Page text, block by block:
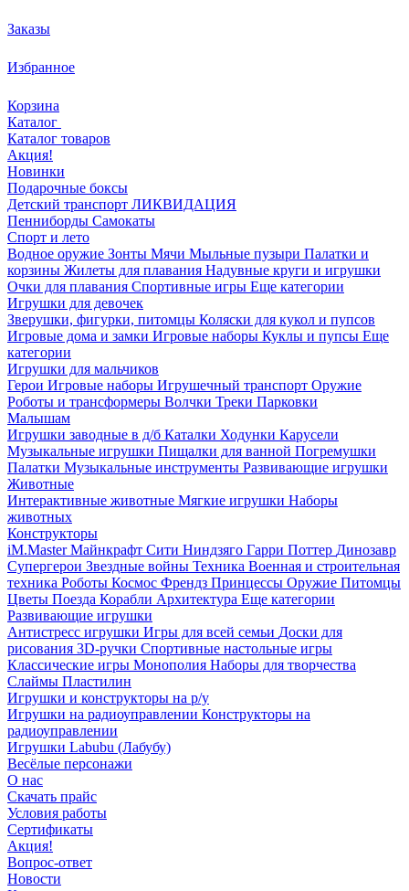
Заказы
Избранное
Корзина
Каталог
Каталог товаров
Акция!
Новинки
Подарочные боксы
Детский транспорт ЛИКВИДАЦИЯ
Пенниборды Самокаты
Спорт и лето
Водное оружие Зонты Мячи Мыльные пузыри Палатки и
корзины Жилеты для плавания Надувные круги и игрушки
Очки для плавания Спортивные игры Еще категории
Игрушки для девочек
Зверушки, фигурки, питомцы Коляски для кукол и пупсов
Игровые дома и замки Игровые наборы Куклы и пупсы Еще
категории
Игрушки для мальчиков
Герои Игровые наборы Игрушечный транспорт Оружие
Роботы и трансформеры Волчки Треки Парковки
Малышам
Игрушки заводные в д/б Каталки Ходунки Карусели
Музыкальные игрушки Пищалки для ванной Погремушки
Палатки Музыкальные инструменты Развивающие игрушки
Животные
Интерактивные животные Мягкие игрушки Наборы
животных
Конструкторы
iM.Master Майнкрафт Сити Ниндзяго Гарри Поттер Динозавр
Супергерои Звездные войны Техника Военная и строительная
техника Роботы Космос Френдз Принцессы Оружие Питомцы
Цветы Поезда Корабли Архитектура Еще категории
Развивающие игрушки
Антистресс игрушки Игры для всей семьи Доски для
рисования 3D-ручки Спортивные настольные игры
Классические игры Монополия Наборы для творчества
Слаймы Пластилин
Игрушки и конструкторы на р/у
Игрушки на радиоуправлении Конструкторы на
радиоуправлении
Игрушки Labubu (Лабубу)
Весёлые персонажи
О нас
Скачать прайс
Условия работы
Сертификаты
Акция!
Вопрос-ответ
Новости